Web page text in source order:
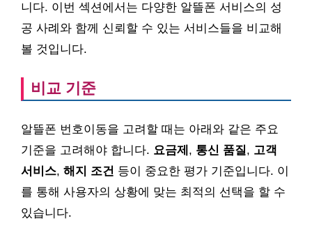
니다. 이번 섹션에서는 다양한 알뜰폰 서비스의 성
공 사례와 함께 신뢰할 수 있는 서비스들을 비교해
볼 것입니다.
비교 기준
알뜰폰 번호이동을 고려할 때는 아래와 같은 주요
기준을 고려해야 합니다. 요금제 , 통신 품질 , 고객
서비스, 해지 조건 등이 중요한 평가 기준입니다. 이
를 통해 사용자의 상황에 맞는 최적의 선택을 할 수
있습니다.